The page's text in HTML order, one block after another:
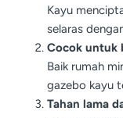
Kayu
selaras
Cocok untuk
Baik rumah
gazebo kayu
Tahan lama